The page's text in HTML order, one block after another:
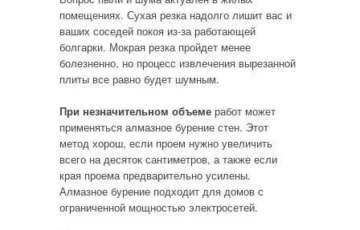
помещениях. Сухая резка надолго лишит вас и
ваших соседей покоя из-за работающей
болгарки. Мокрая резка пройдет менее
болезненно, но процесс извлечения вырезанной
плиты все равно будет шумным.
При незначительном объемеработ может
применяться алмазное бурение стен. Этот
метод хорош, если проем нужно увеличить
всего на десяток сантиметров, а также если
края проема предварительно усилены.
Алмазное бурение подходит для домов с
ограниченной мощностью электросетей.